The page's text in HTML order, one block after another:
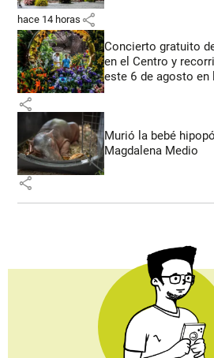
hace 14 horas share
Concierto gratuito
en el Centro y
este 6 de agosto en
share
Murió la bebé
Magdalena Medio
share